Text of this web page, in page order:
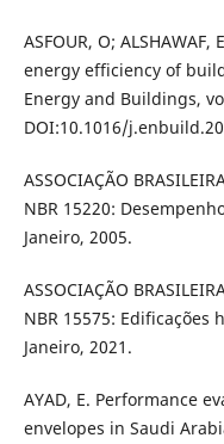
ASFOUR, O;
energy efficiency of
Energy and Buildings,
DOI:10.1016/
ASSOCIAÇÃO
NBR 15220:
Janeiro, 2005.
ASSOCIAÇÃO
NBR 15575: Edificações
Janeiro, 2021.
AYAD, E. Performance
envelopes in Saudi